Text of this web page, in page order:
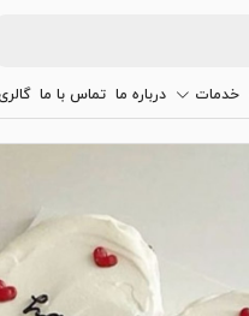
خدمات درباره ما تماس با ما